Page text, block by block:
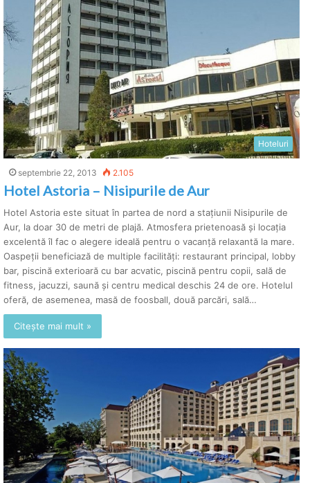
Hoteluri
septembrie 22, 2013 2.105
Hotel Astoria – Nisipurile de Aur
Hotel Astoria este situat în partea de nord a stațiunii Nisipurile de
Aur, la doar 30 de metri de plajă. Atmosfera prietenoasă și locația
excelentă îl fac o alegere ideală pentru o vacanță relaxantă la mare.
Oaspeții beneficiază de multiple facilități: restaurant principal, lobby
bar, piscină exterioară cu bar acvatic, piscină pentru copii, sală de
fitness, jacuzzi, saună și centru medical deschis 24 de ore. Hotelul
oferă, de asemenea, masă de foosball, două parcări, sală…
Citește mai mult »